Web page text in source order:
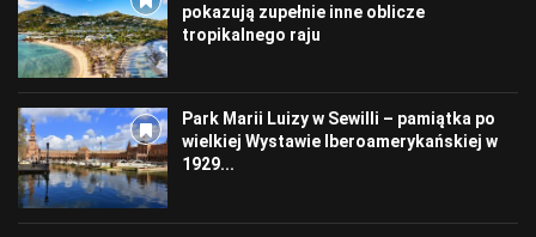
pokazują zupełnie inne oblicze
tropikalnego raju
Park Marii Luizy w Sewilli – pamiątka po
wielkiej Wystawie Iberoamerykańskiej w
1929...